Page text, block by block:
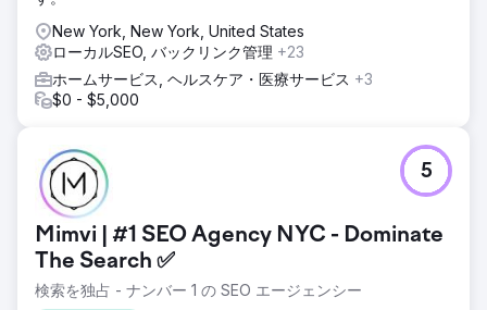
New York, New York, United States
ローカルSEO, バックリンク管理 +23
ホームサービス, ヘルスケア・医療サービス +3
$0 - $5,000
Mimvi | #1 SEO Agency NYC - Dominate
The Search ✅
検索を独占 - ナンバー 1 の SEO エージェンシー
5